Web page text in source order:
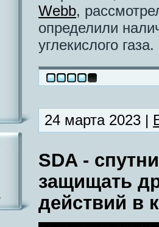
Webb,
определили
углекислого газа.
24 марта 2023 |
SDA -
защищать
действий в